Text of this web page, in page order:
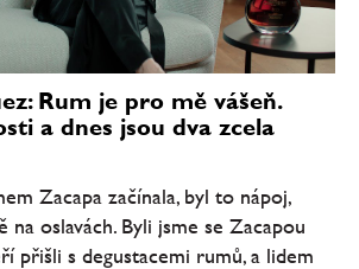
Rum je pro mě vášeň.
a dnes jsou dva zcela
Zacapa začínala, byl to nápoj,
na oslavách. Byli jsme se Zacapou
přišli s degustacemi rumů, a lidem